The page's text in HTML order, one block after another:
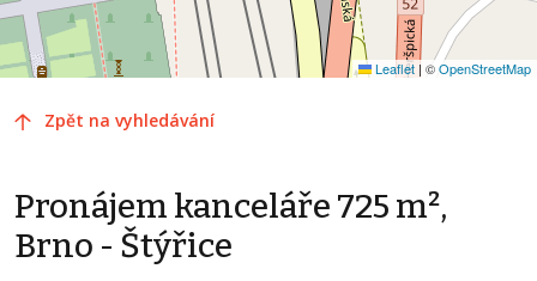
Leaflet | ©OpenStreetMap
Zpět na vyhledávání
Pronájem kanceláře 725 m²,
Brno - Štýřice